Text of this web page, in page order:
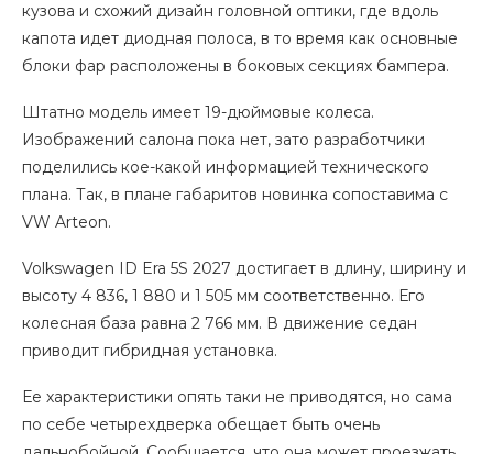
кузова и схожий дизайн головной оптики, где вдоль
капота идет диодная полоса, в то время как основные
блоки фар расположены в боковых секциях бампера.
Штатно модель имеет 19-дюймовые колеса.
Изображений салона пока нет, зато разработчики
поделились кое-какой информацией технического
плана. Так, в плане габаритов новинка сопоставима с
VW Arteon.
Volkswagen ID Era 5S 2027 достигает в длину, ширину и
высоту 4 836, 1 880 и 1 505 мм соответственно. Его
колесная база равна 2 766 мм. В движение седан
приводит гибридная установка.
Ее характеристики опять таки не приводятся, но сама
по себе четырехдверка обещает быть очень